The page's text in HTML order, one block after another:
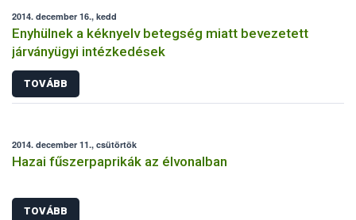
2014. december 16., kedd
Enyhülnek a kéknyelv betegség miatt bevezetett
járványügyi intézkedések
TOVÁBB
2014. december 11., csütörtök
Hazai fűszerpaprikák az élvonalban
TOVÁBB